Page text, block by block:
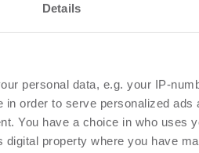
Details
personal data, e.g. your IP-
order to serve personalized
You have a choice in who uses
property where you have